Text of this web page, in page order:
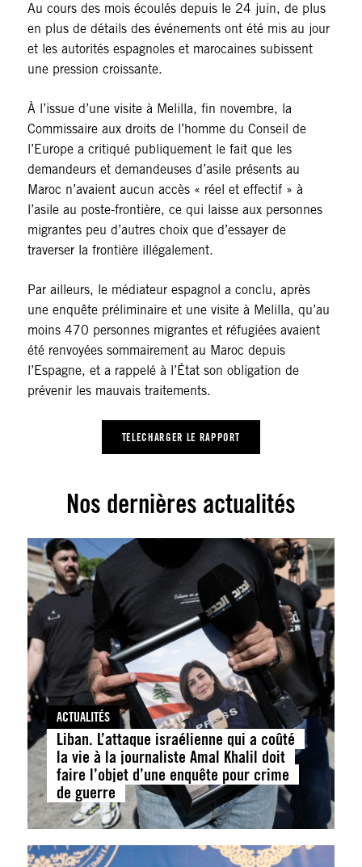
Au cours des mois écoulés depuis le 24 juin, de plus
en plus de détails des événements ont été mis au jour
et les autorités espagnoles et marocaines subissent
une pression croissante.
À l’issue d’une visite à Melilla, fin novembre, la
Commissaire aux droits de l’homme du Conseil de
l’Europe a critiqué publiquement le fait que les
demandeurs et demandeuses d’asile présents au
Maroc n’avaient aucun accès « réel et effectif » à
l’asile au poste-frontière, ce qui laisse aux personnes
migrantes peu d’autres choix que d’essayer de
traverser la frontière illégalement.
Par ailleurs, le médiateur espagnol a conclu, après
une enquête préliminaire et une visite à Melilla, qu’au
moins 470 personnes migrantes et réfugiées avaient
été renvoyées sommairement au Maroc depuis
l’Espagne, et a rappelé à l’État son obligation de
prévenir les mauvais traitements.
TELECHARGER LE RAPPORT
Nos dernières actualités
ACTUALITÉS
Liban. L’attaque israélienne qui a coûté
la vie à la journaliste Amal Khalil doit
faire l’objet d’une enquête pour crime
de guerre